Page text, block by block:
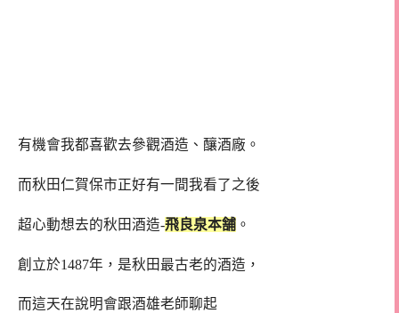
有機會我都喜歡去參觀酒造、釀酒廠。
而秋田仁賀保市正好有一間我看了之後
超心動想去的秋田酒造-飛良泉本舗 。
創立於1487年，是秋田最古老的酒造，
而這天在說明會跟酒雄老師聊起